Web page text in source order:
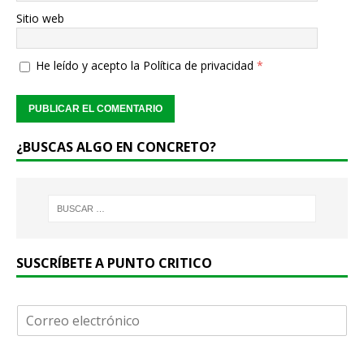
Sitio web
He leído y acepto la Política de privacidad *
¿BUSCAS ALGO EN CONCRETO?
SUSCRÍBETE A PUNTO CRITICO